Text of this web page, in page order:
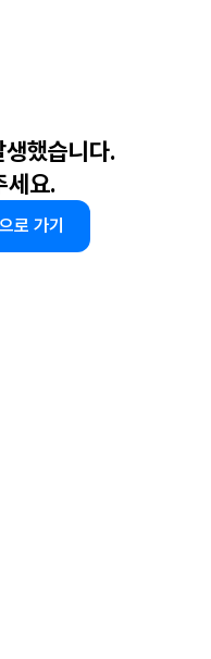
했습니다.
세요.
로 가기